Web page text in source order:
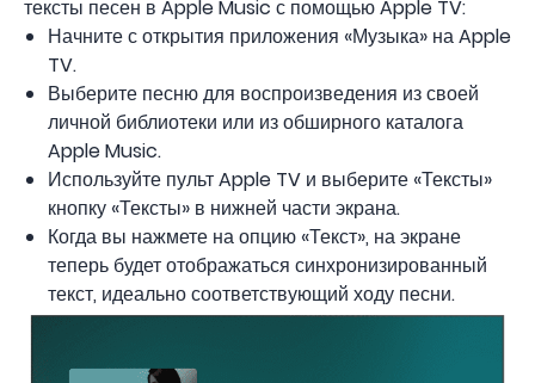
тексты песен в Apple Music с помощью Apple TV:
Начните с открытия приложения «Музыка» на Apple
TV.
Выберите песню для воспроизведения из своей
личной библиотеки или из обширного каталога
Apple Music.
Используйте пульт Apple TV и выберите «Тексты»
кнопку «Тексты» в нижней части экрана.
Когда вы нажмете на опцию «Текст», на экране
теперь будет отображаться синхронизированный
текст, идеально соответствующий ходу песни.